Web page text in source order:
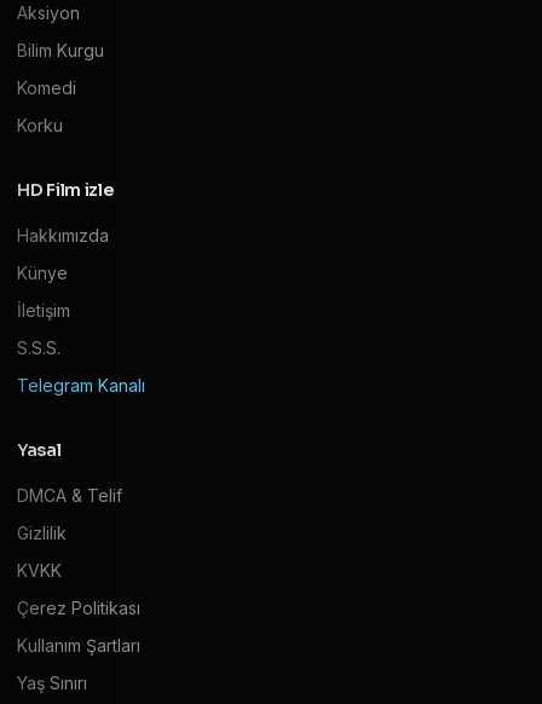
Aksiyon
Bilim Kurgu
Komedi
Korku
HD Film izle
Hakkımızda
Künye
İletişim
S.S.S.
Telegram Kanalı
Yasal
DMCA & Telif
Gizlilik
KVKK
Çerez Politikası
Kullanım Şartları
Yaş Sınırı